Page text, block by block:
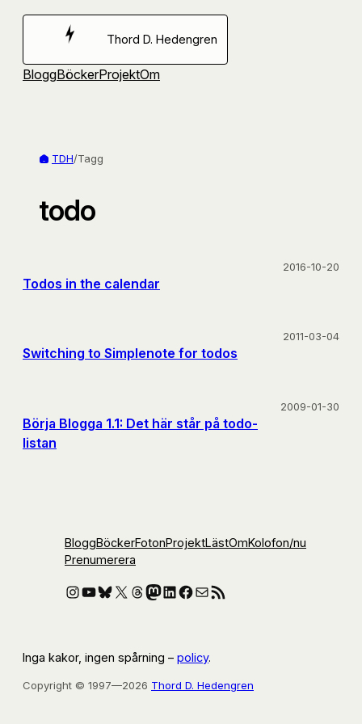
Hoppa
Thord D. Hedengren
BloggBöckerProjektOm
TDH/Tagg
todo
Todos in the calendar
2016-10-20
Switching to Simplenote for todos
2011-03-04
Börja Blogga 1.1: Det här står på todo-
listan
2009-01-30
BloggBöckerFotonProjektLästOmKolofon/nu
Prenumerera
Instagram
YouTube
Bluesky
X Threads
Mastodon
LinkedIn
Facebook
E-postRSS-flöde
Inga kakor, ingen spårning – policy.
Copyright © 1997—2026 Thord D. Hedengren